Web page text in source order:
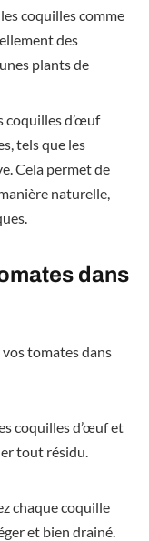
coquilles comme
des
plants de
coquilles d’œuf
tels que les
Cela permet de
naturelle,
dans
tomates dans
coquilles d’œuf et
tout résidu.
chaque coquille
et bien drainé.